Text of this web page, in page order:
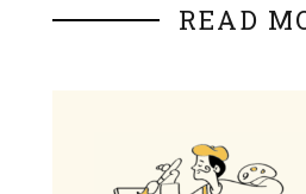
READ